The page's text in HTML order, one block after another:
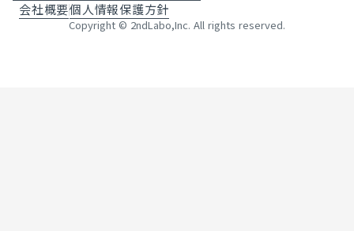
会社概要個人情報保護方針
Copyright © 2ndLabo,Inc. All rights reserved.